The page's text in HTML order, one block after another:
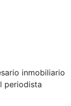
inmobiliario
periodista